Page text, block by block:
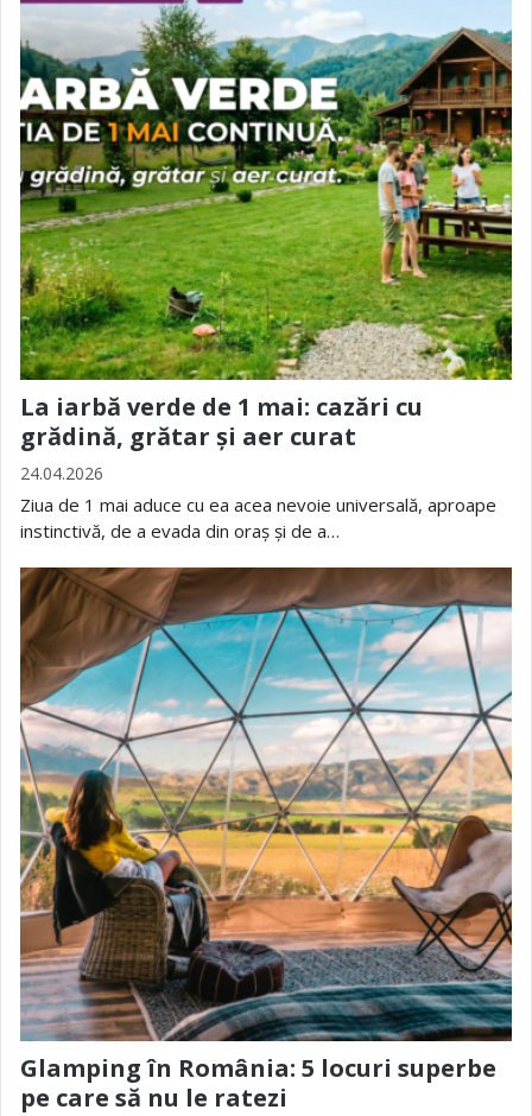
La iarbă verde de 1 mai: cazări cu
grădină, grătar și aer curat
24.04.2026
Ziua de 1 mai aduce cu ea acea nevoie universală, aproape
instinctivă, de a evada din oraș și de a…
Glamping în România: 5 locuri superbe
pe care să nu le ratezi